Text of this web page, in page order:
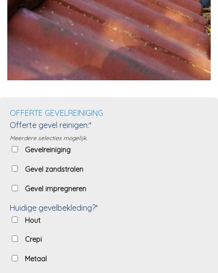
OFFERTE GEVELREINIGING
Offerte gevel reinigen:*
Meerdere selecties mogelijk.
Gevelreiniging
Gevel zandstralen
Gevel impregneren
Huidige gevelbekleding?*
Hout
Crepi
Metaal